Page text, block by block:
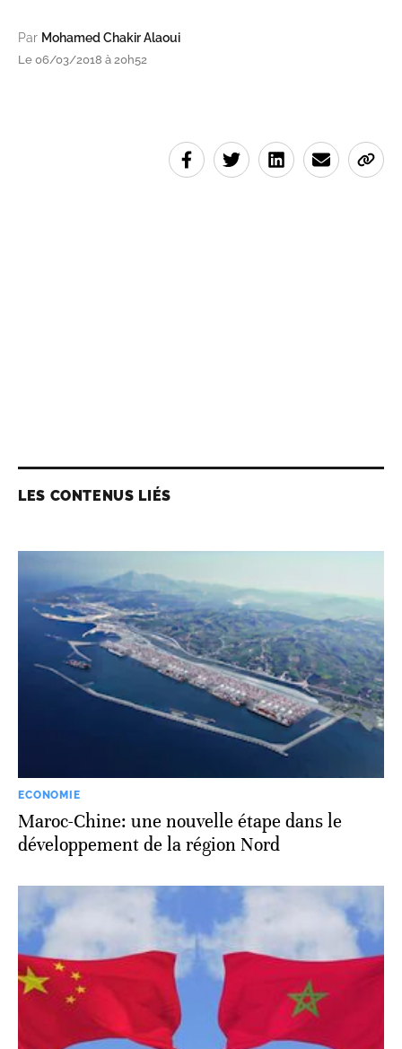
Par Mohamed Chakir Alaoui
Le 06/03/2018 à 20h52
LES CONTENUS LIÉS
ECONOMIE
Maroc-Chine: une nouvelle étape dans le
développement de la région Nord